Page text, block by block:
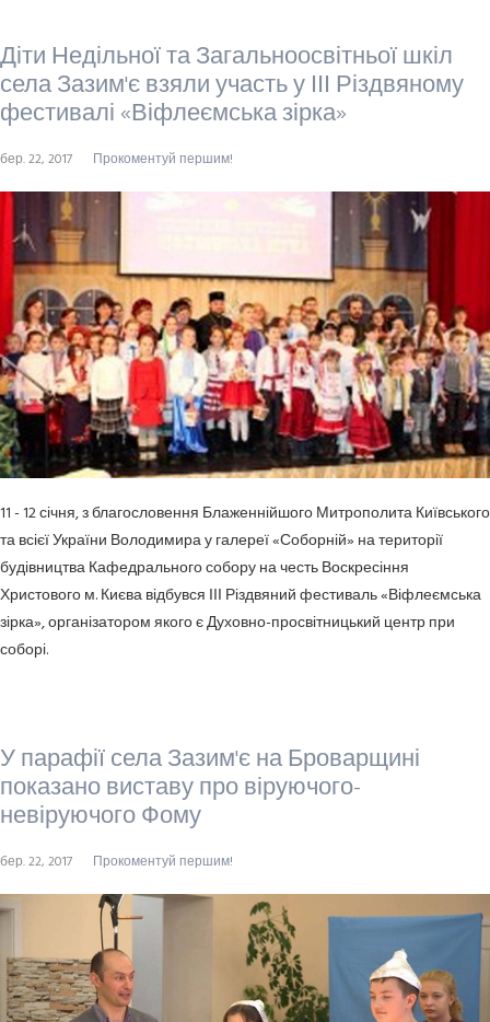
Діти Недільної та Загальноосвітньої шкіл
села Зазим'є взяли участь у ІІІ Різдвяному
фестивалі «Віфлеємська зірка»
бер. 22, 2017 Прокоментуй першим!
11 - 12 січня, з благословення Блаженнійшого Митрополита Київського
та всієї України Володимира у галереї «Соборній» на території
будівництва Кафедрального собору на честь Воскресіння
Христового м. Києва відбувся ІІІ Різдвяний фестиваль «Віфлеємська
зірка», організатором якого є Духовно-просвітницький центр при
соборі.
У парафії села Зазим'є на Броварщині
показано виставу про віруючого-
невіруючого Фому
бер. 22, 2017 Прокоментуй першим!